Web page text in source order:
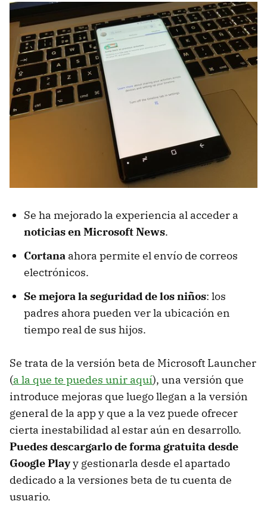
Se ha mejorado la experiencia al acceder a
noticias en Microsoft News.
Cortana ahora permite el envío de correos
electrónicos.
Se mejora la seguridad de los niños: los
padres ahora pueden ver la ubicación en
tiempo real de sus hijos.
Se trata de la versión beta de Microsoft Launcher
(a la que te puedes unir aquí), una versión que
introduce mejoras que luego llegan a la versión
general de la app y que a la vez puede ofrecer
cierta inestabilidad al estar aún en desarrollo.
Puedes descargarlo de forma gratuita desde
Google Playy gestionarla desde el apartado
dedicado a la versiones beta de tu cuenta de
usuario.